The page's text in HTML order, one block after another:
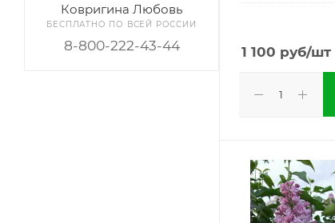
1 100 руб/шт
Ковригина Любовь
БЕСПЛАТНО ПО ВСЕЙ РОССИИ
8-800-222-43-44